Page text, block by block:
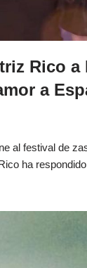
Rico a
a
al festival de
ha